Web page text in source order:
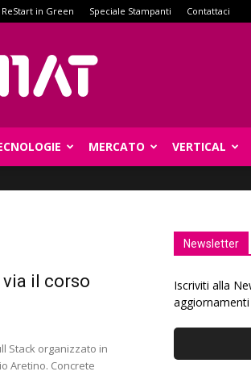
ReStart in Green Speciale Stampanti Contattaci
MERCATO VERTICAL
via il corso
Stack organizzato in
Aretino. Concrete
Newsletter
Iscriviti alla